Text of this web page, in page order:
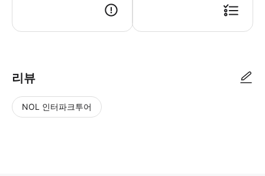
리뷰
NOL 인터파크투어